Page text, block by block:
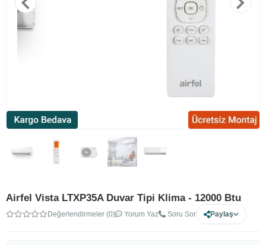
Airfel Vista LTXP35A Duvar Tipi Klima - 12000 Btu
Değerlendirmeler (0) Yorum Yaz Soru Sor Paylaş